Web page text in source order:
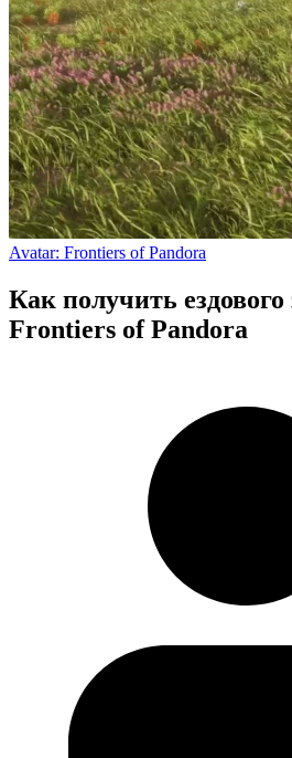
Avatar: Frontiers of Pandora
Как получить
Frontiers of Pandora